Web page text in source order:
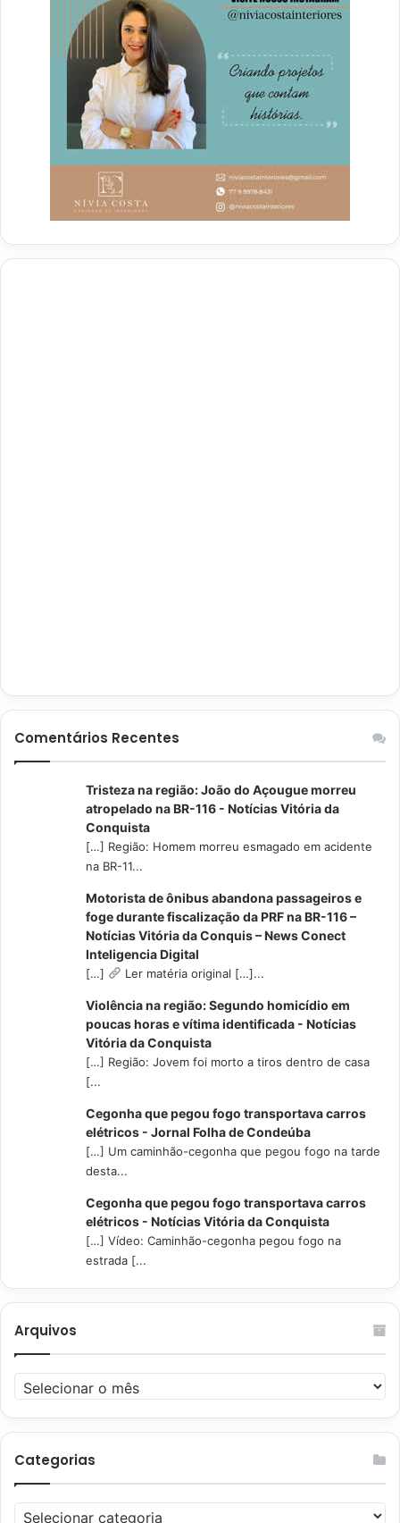
Comentários Recentes
Tristeza na região: João do Açougue morreu
atropelado na BR-116 - Notícias Vitória da
Conquista
[…] Região: Homem morreu esmagado em acidente
na BR-11...
Motorista de ônibus abandona passageiros e
foge durante fiscalização da PRF na BR-116 –
Notícias Vitória da Conquis – News Conect
Inteligencia Digital
[…] Ler matéria original […]...
Violência na região: Segundo homicídio em
poucas horas e vítima identificada - Notícias
Vitória da Conquista
[…] Região: Jovem foi morto a tiros dentro de casa
[...
Cegonha que pegou fogo transportava carros
elétricos - Jornal Folha de Condeúba
[…] Um caminhão-cegonha que pegou fogo na tarde
desta...
Cegonha que pegou fogo transportava carros
elétricos - Notícias Vitória da Conquista
[…] Vídeo: Caminhão-cegonha pegou fogo na
estrada [...
Arquivos
Arquivos
Categorias
Categorias